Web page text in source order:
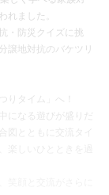
れました。
・防災クイズに挑
譲地対抗のバケツリ
りタイム」へ！
になる遊びが盛りだ
図とともに交流タイ